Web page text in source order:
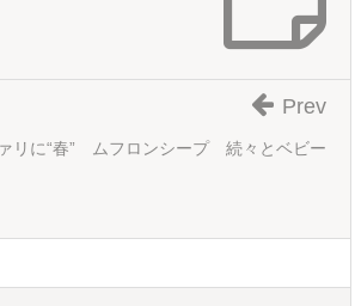
リに“春” ムフロンシープ 続々とベビー
Prev